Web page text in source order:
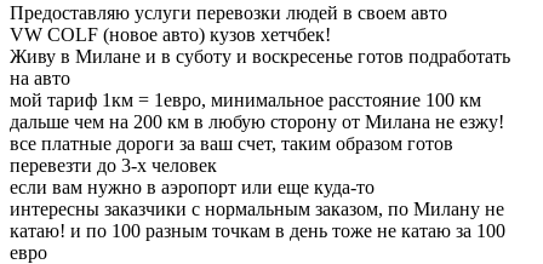
Предоставляю услуги перевозки людей в своем авто
VW COLF (новое авто) кузов хетчбек!
Живу в Милане и в суботу и воскресенье готов подработать
на авто
мой тариф 1км = 1евро, минимальное расстояние 100 км
дальше чем на 200 км в любую сторону от Милана не езжу!
все платные дороги за ваш счет, таким образом готов
перевезти до 3-х человек
если вам нужно в аэропорт или еще куда-то
интересны заказчики с нормальным заказом, по Милану не
катаю! и по 100 разным точкам в день тоже не катаю за 100
евро